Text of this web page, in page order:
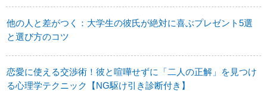
他の人と差がつく：大学生の彼氏が絶対に喜ぶプレゼント5選
と選び方のコツ
恋愛に使える交渉術！彼と喧嘩せずに「二人の正解」を見つけ
る心理学テクニック【NG駆け引き診断付き】